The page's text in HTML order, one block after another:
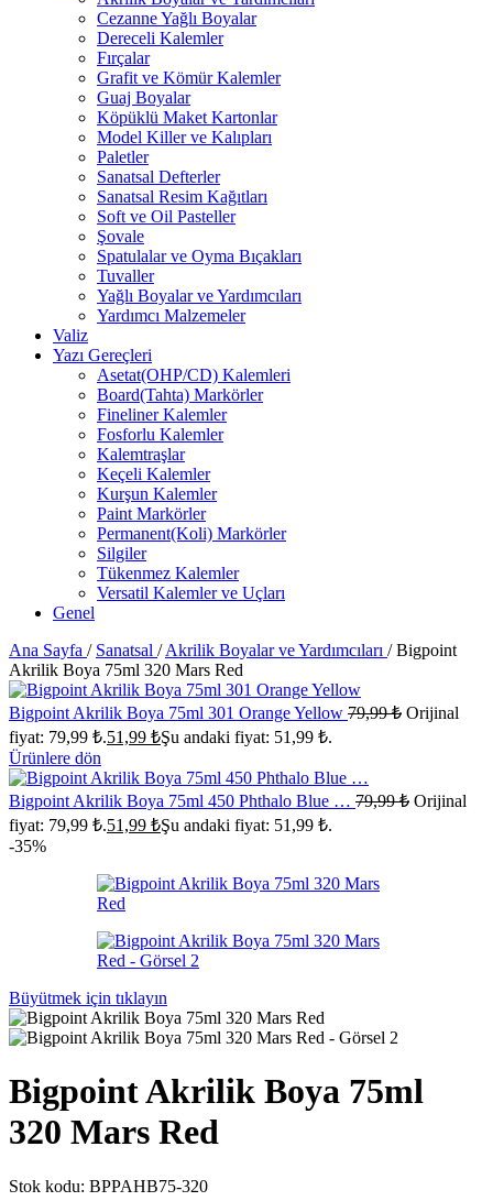
Cezanne Yağlı Boyalar
Dereceli Kalemler
Fırçalar
Grafit ve Kömür Kalemler
Guaj Boyalar
Köpüklü Maket Kartonlar
Model Killer ve Kalıpları
Paletler
Sanatsal Defterler
Sanatsal Resim Kağıtları
Soft ve Oil Pasteller
Şovale
Spatulalar ve Oyma Bıçakları
Tuvaller
Yağlı Boyalar ve Yardımcıları
Yardımcı Malzemeler
Valiz
Yazı Gereçleri
Asetat(OHP/CD) Kalemleri
Board(Tahta) Markörler
Fineliner Kalemler
Fosforlu Kalemler
Kalemtraşlar
Keçeli Kalemler
Kurşun Kalemler
Paint Markörler
Permanent(Koli) Markörler
Silgiler
Tükenmez Kalemler
Versatil Kalemler ve Uçları
Genel
Ana Sayfa / Sanatsal / Akrilik Boyalar ve Yardımcıları / Bigpoint
Akrilik Boya 75ml 320 Mars Red
Bigpoint Akrilik Boya 75ml 301 Orange Yellow 79,99₺ Orijinal
fiyat: 79,99 ₺.51,99 ₺Şu andaki fiyat: 51,99 ₺.
Ürünlere dön
Bigpoint Akrilik Boya 75ml 450 Phthalo Blue … 79,99₺ Orijinal
fiyat: 79,99 ₺.51,99 ₺Şu andaki fiyat: 51,99 ₺.
-35%
Büyütmek için tıklayın
Bigpoint Akrilik Boya 75ml
320 Mars Red
Stok kodu: BPPAHB75-320